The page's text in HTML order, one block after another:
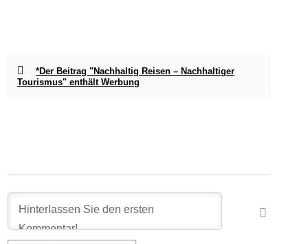
*Der Beitrag "Nachhaltig Reisen – Nachhaltiger
Tourismus" enthält Werbung